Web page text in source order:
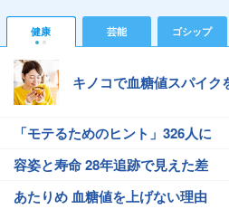
健康 芸能 ゴシップ
キノコで血糖値スパイク
「モテるためのヒント」326人に
容姿と寿命 28年追跡で見えた差
あたりめ 血糖値を上げない理由